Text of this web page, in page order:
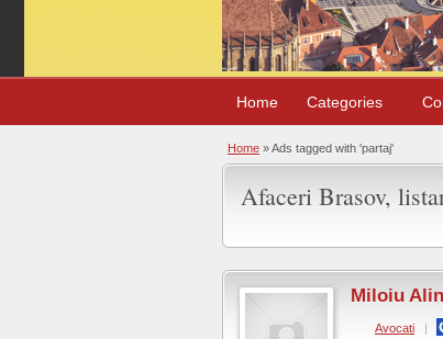
Home Categories
Home »Ads tagged with 'partaj'
Afaceri Brasov,
Miloiu
Avocati |